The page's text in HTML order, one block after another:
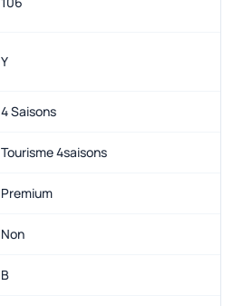
Y
4 Saisons
Tourisme 4saisons
Premium
Non
B